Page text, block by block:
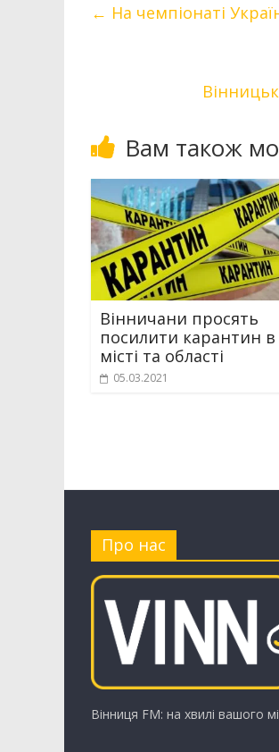
← На чемпіонаті
Вам також
Вінничани просять
посилити карантин в
місті та області
05.03.2021
Про нас
Вінниця FM: на хвилі вашого